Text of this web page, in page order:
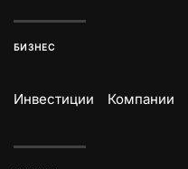
БИЗНЕС
Инвестиции Компании